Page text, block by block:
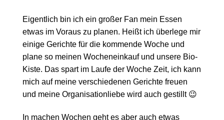
Eigentlich bin ich ein großer Fan mein Essen
etwas im Voraus zu planen. Heißt ich überlege mir
einige Gerichte für die kommende Woche und
plane so meinen Wocheneinkauf und unsere Bio-
Kiste. Das spart im Laufe der Woche Zeit, ich kann
mich auf meine verschiedenen Gerichte freuen
und meine Organisationliebe wird auch gestillt 😉
In machen Wochen geht es aber auch etwas